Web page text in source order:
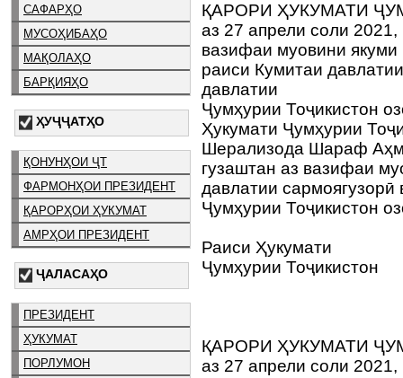
САФАРҲО
МУСОҲИБАҲО
МАҚОЛАҲО
БАРҚИЯҲО
ҲУҶҶАТҲО
ҚОНУНҲОИ ҶТ
ФАРМОНҲОИ ПРЕЗИДЕНТ
ҚАРОРҲОИ ҲУКУМАТ
АМРҲОИ ПРЕЗИДЕНТ
ҶАЛАСАҲО
ПРЕЗИДЕНТ
ҲУКУМАТ
ПОРЛУМОН
ҚАРОРИ ҲУКУМАТИ
аз 27 апрели соли
вазифаи муовини якуми
раиси Кумитаи
давлатии
Ҷумҳурии Тоҷикистон
Ҳукумати Ҷумҳурии
Шерализода Шараф
гузаштан аз вазифаи
давлатии
Ҷумҳурии Тоҷикистон
Раиси Ҳукумати
Ҷумҳурии Тоҷикистон
ҚАРОРИ ҲУКУМАТИ
аз 27 апрели соли